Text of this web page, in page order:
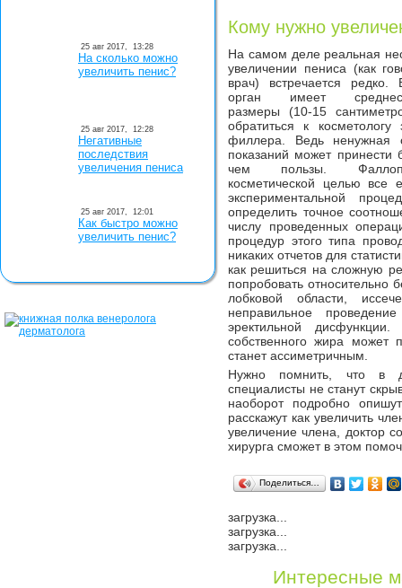
Кому нужно
На самом деле реальная
увеличении пениса (как
врач) встречается редко.
орган имеет
размеры (10-15
обратиться к косметологу
филлера. Ведь ненужная
показаний может принести
чем пользы.
косметической целью все
экспериментальной
определить точное
числу проведенных
процедур этого типа
никаких отчетов для
как решиться на сложную
попробовать относительно
лобковой области,
неправильное
эректильной
собственного жира может
станет ассиметричным.
Нужно помнить, что в
специалисты не станут
наоборот подробно
расскажут как увеличить
увеличение члена, доктор
хирурга сможет в этом
Поделиться…
загрузка...
загрузка...
загрузка...
Интересные
25 авг 2017, 13:28
На сколько можно
увеличить пенис?
25 авг 2017, 12:28
Негативные
последствия
увеличения пениса
25 авг 2017, 12:01
Как быстро можно
увеличить пенис?